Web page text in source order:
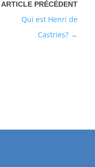
Qui est Henri de
Castries?